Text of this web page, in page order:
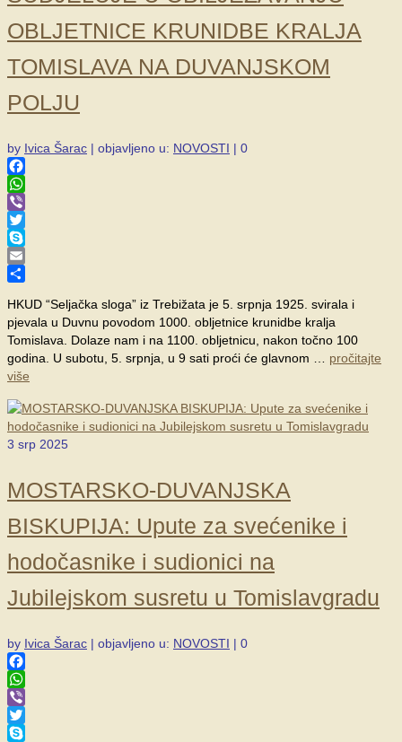
OBLJETNICE KRUNIDBE KRALJA
TOMISLAVA NA DUVANJSKOM
POLJU
by Ivica Šarac | objavljeno u: NOVOSTI | 0
Facebook
WhatsApp
Viber
Twitter
Skype
Email
HKUD “Seljačka sloga” iz Trebižata je 5. srpnja 1925. svirala i
pjevala u Duvnu povodom 1000. obljetnice krunidbe kralja
Tomislava. Dolaze nam i na 1100. obljetnicu, nakon točno 100
godina. U subotu, 5. srpnja, u 9 sati proći će glavnom … pročitajte
više
3 srp 2025
MOSTARSKO-DUVANJSKA
BISKUPIJA: Upute za svećenike i
hodočasnike i sudionici na
Jubilejskom susretu u Tomislavgradu
by Ivica Šarac | objavljeno u: NOVOSTI | 0
Facebook
WhatsApp
Viber
Twitter